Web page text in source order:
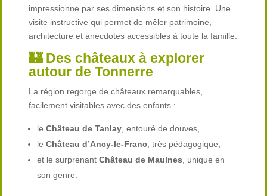
impressionne par ses dimensions et son histoire. Une
visite instructive qui permet de mêler patrimoine,
architecture et anecdotes accessibles à toute la famille.
🏰 Des châteaux à explorer
autour de Tonnerre
La région regorge de châteaux remarquables,
facilement visitables avec des enfants :
leChâteau de Tanlay , entouré de douves,
leChâteau d’Ancy-le-Franc , très pédagogique,
et le surprenantChâteau de Maulnes , unique en
son genre.